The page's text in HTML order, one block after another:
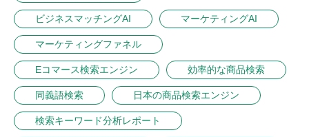
ビジネスマッチングAI マーケティングAI
マーケティングファネル
Eコマース検索エンジン 効率的な商品検索
同義語検索 日本の商品検索エンジン
検索キーワード分析レポート